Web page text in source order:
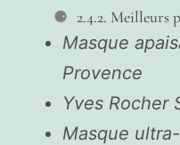
2.4.2. Meilleurs
Masque
Provence
Yves Rocher
Masque